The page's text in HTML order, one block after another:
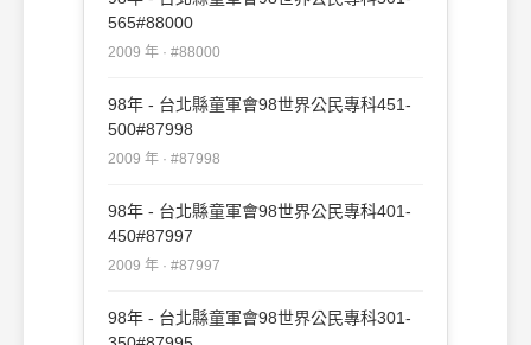
565#88000
2009 年 · #88000
98年 - 台北縣童軍會98世界公民專科451-
500#87998
2009 年 · #87998
98年 - 台北縣童軍會98世界公民專科401-
450#87997
2009 年 · #87997
98年 - 台北縣童軍會98世界公民專科301-